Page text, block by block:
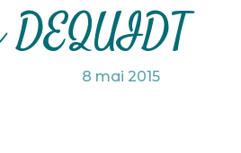
8 mai 2015